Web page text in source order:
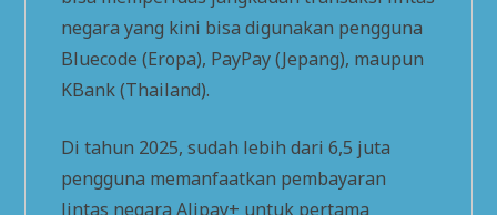
negara yang kini bisa digunakan pengguna
Bluecode (Eropa), PayPay (Jepang), maupun
KBank (Thailand).
Di tahun 2025, sudah lebih dari 6,5 juta
pengguna memanfaatkan pembayaran
lintas negara Alipay+ untuk pertama